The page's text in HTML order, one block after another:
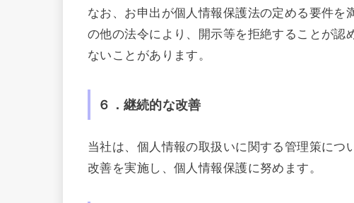
なお、お申出が個人情報保護法の定める要件
の他の法令により、開示等を拒絶することが認
ないことがあります。
６．継続的な改善
当社は、個人情報の取扱いに関する管理策に
改善を実施し、個人情報保護に努めます。